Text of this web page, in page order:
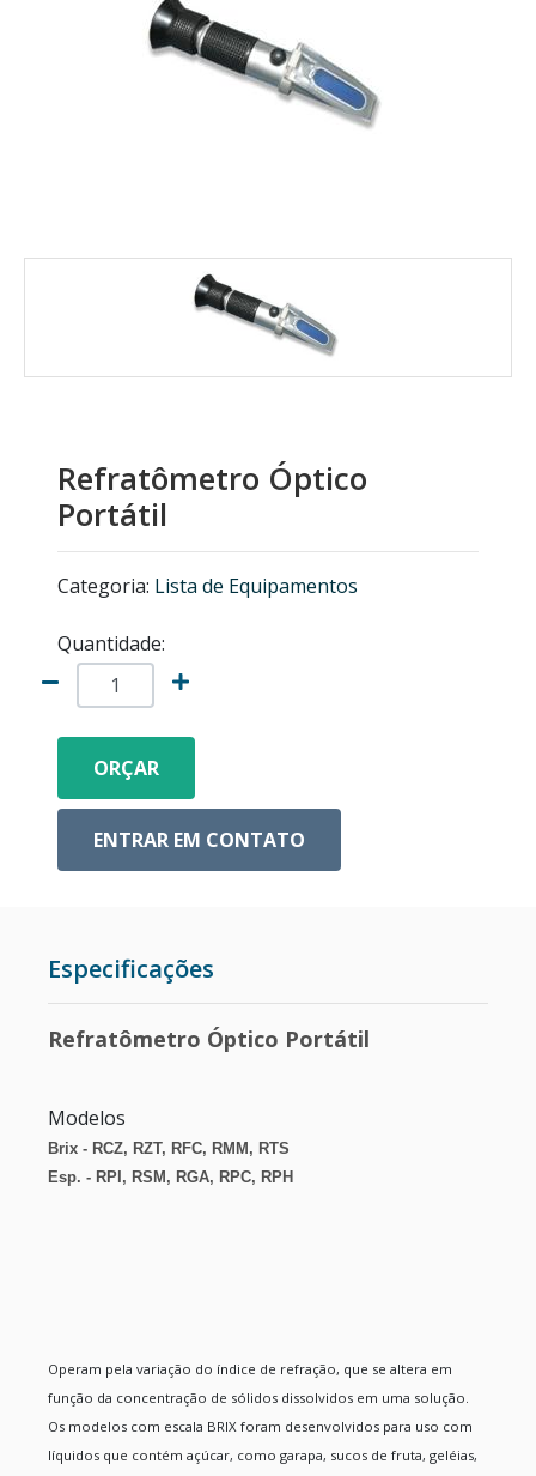
NOSSOS CLIENTES
BLOG
MICROSCÓPIOS LABORANA
MICROSCÓPIOS MOTIC
EQUIPAMENTOS ANALÍTICOS
LISTA DE EQUIPAMENTOS
MODELOS ANATÔMICOS
ACESSÓRIOS PARA MICROSCÓPIOS
RETÍCULOS DE MICROSCÓPIO
METALOGRAFIA
Refratômetro Óptico
Portátil
Categoria: Lista de Equipamentos
Quantidade:
ORÇAR
ENTRAR EM CONTATO
Especificações
Refratômetro Óptico Portátil
Modelos
Brix - RCZ, RZT, RFC, RMM, RTS
Esp. - RPI, RSM, RGA, RPC, RPH
Operam pela variação do índice de refração, que se altera em
função da concentração de sólidos dissolvidos em uma solução.
Os modelos com escala BRIX foram desenvolvidos para uso com
líquidos que contém açúcar, como garapa, sucos de fruta, geléias,